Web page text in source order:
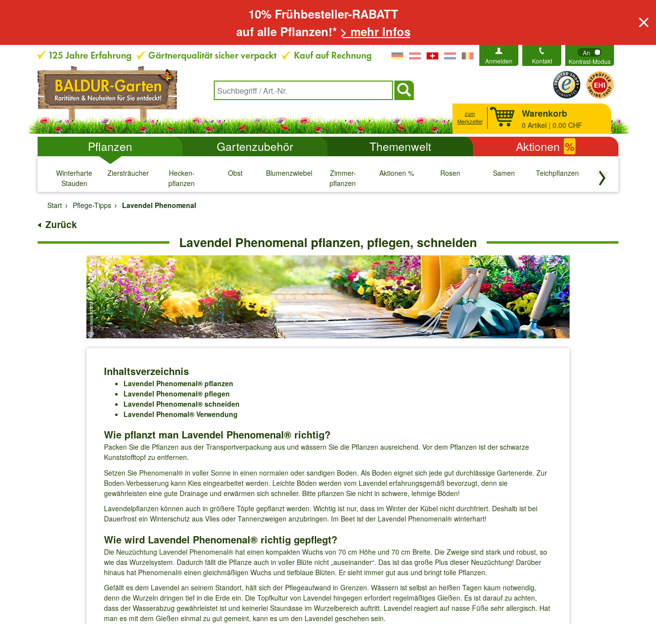
10% Frühbesteller-RABATT
auf alle Pflanzen!* > mehr Infos
Anmelden Kontakt
An
Kontrast-Modus
zum
Merkzettel
Warenkorb
0 Artikel | 0.00 CHF
Pflanzen Gartenzubehör Themenwelt Aktionen %
Winterharte
Stauden
↓
Ziersträucher
↓
Hecken-
pflanzen
↓
Obst
↓
Blumenzwiebeln
↓
Zimmer-
pflanzen
↓
Aktionen %
↓
Rosen
↓
Samen
↓
Teichpflanzen
↓
Raritäten
↓
Start
Pflege-Tipps Lavendel Phenomenal
Zurück
Lavendel Phenomenal pflanzen, pflegen, schneiden
Inhaltsverzeichnis
Lavendel Phenomenal® pflanzen
Lavendel Phenomenal® pflegen
Lavendel Phenomenal® schneiden
Lavendel Phenomal® Verwendung
Wie pflanzt man Lavendel Phenomenal® richtig?
Packen Sie die Pflanzen aus der Transportverpackung aus und wässern Sie die Pflanzen ausreichend. Vor dem Pflanzen ist der schwarze
Kunststofftopf zu entfernen.
Setzen Sie Phenomenal® in voller Sonne in einen normalen oder sandigen Boden. Als Boden eignet sich jede gut durchlässige Gartenerde. Zur
Boden-Verbesserung kann Kies eingearbeitet werden. Leichte Böden werden vom Lavendel erfahrungsgemäß bevorzugt, denn sie
gewährleisten eine gute Drainage und erwärmen sich schneller. Bitte pflanzen Sie nicht in schwere, lehmige Böden!
Lavendelpflanzen können auch in größere Töpfe gepflanzt werden. Wichtig ist nur, dass im Winter der Kübel nicht durchfriert. Deshalb ist bei
Dauerfrost ein Winterschutz aus Vlies oder Tannenzweigen anzubringen. Im Beet ist der Lavendel Phenomenal® winterhart!
Wie wird Lavendel Phenomenal® richtig gepflegt?
Die Neuzüchtung Lavendel Phenomenal® hat einen kompakten Wuchs von 70 cm Höhe und 70 cm Breite. Die Zweige sind stark und robust, so
wie das Wurzelsystem. Dadurch fällt die Pflanze auch in voller Blüte nicht „auseinander“. Das ist das große Plus dieser Neuzüchtung! Darüber
hinaus hat Phenomenal® einen gleichmäßigen Wuchs und tiefblaue Blüten. Er sieht immer gut aus und bringt tolle Pflanzen.
Gefällt es dem Lavendel an seinem Standort, hält sich der Pflegeaufwand in Grenzen. Wässern ist selbst an heißen Tagen kaum notwendig,
denn die Wurzeln dringen tief in die Erde ein. Die Topfkultur von Lavendel hingegen erfordert regelmäßiges Gießen. Es ist darauf zu achten,
dass der Wasserabzug gewährleistet ist und keinerlei Staunässe im Wurzelbereich auftritt. Lavendel reagiert auf nasse Füße sehr allergisch. Hat
man es mit dem Gießen einmal zu gut gemeint, kann es um den Lavendel geschehen sein.